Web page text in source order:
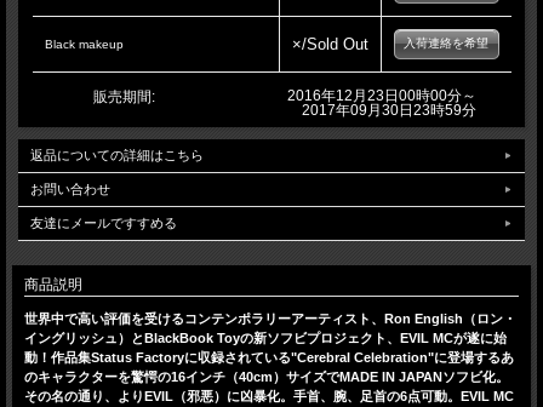
Black makeup ×/Sold Out 入荷連絡を希望
販売期間:
2016年12月23日00時00分～
2017年09月30日23時59分
返品についての詳細はこちら
お問い合わせ
友達にメールですすめる
商品説明
世界中で高い評価を受けるコンテンポラリーアーティスト、Ron English（ロン・
イングリッシュ）とBlackBook Toyの新ソフビプロジェクト、EVIL MCが遂に始
動！作品集Status Factoryに収録されている"Cerebral Celebration"に登場するあ
のキャラクターを驚愕の16インチ（40cm）サイズでMADE IN JAPANソフビ化。
その名の通り、よりEVIL（邪悪）に凶暴化。手首、腕、足首の6点可動。EVIL MC